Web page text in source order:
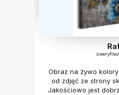
Obraz na żywo
od zdjęć ze strony
Jakościowo jest